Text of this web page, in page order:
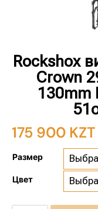
Rockshox
Crown
130mm
175 900 KZT
Размер
Цвет